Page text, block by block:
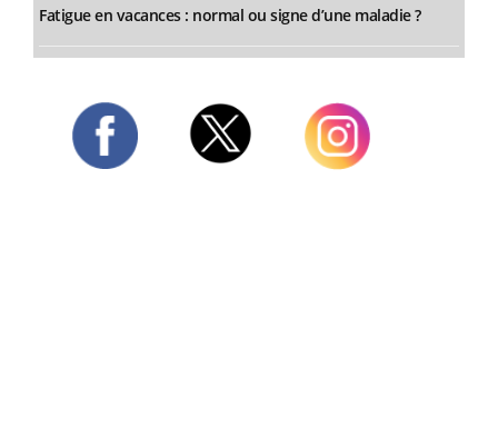
Fatigue en vacances : normal ou signe d’une maladie ?